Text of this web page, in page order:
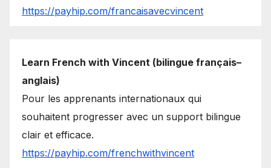
https://payhip.com/francaisavecvincent
Learn French with Vincent (bilingue français–
anglais)
Pour les apprenants internationaux qui
souhaitent progresser avec un support bilingue
clair et efficace.
https://payhip.com/frenchwithvincent